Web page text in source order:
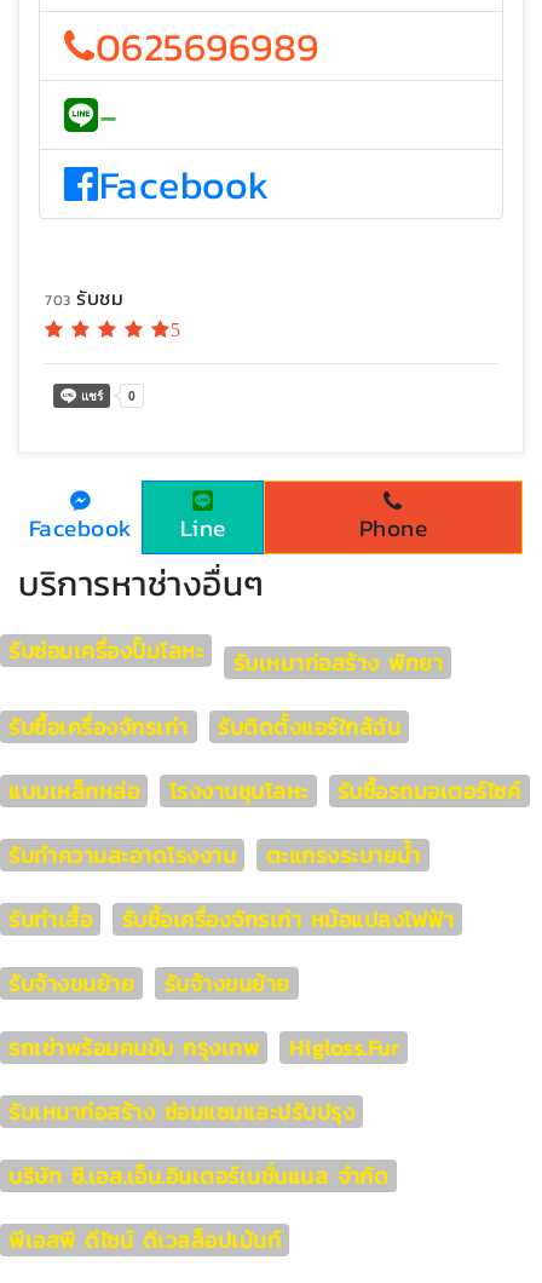
0625696989
-
Facebook
703 รับชม
5
Facebook Line Phone
บริการหาช่างอื่นๆ
รับซ่อมเครื่องปั้มโลหะ
รับเหมาก่อสร้าง พัทยา
รับซื้อเครื่องจักรเก่า
รับติดตั้งแอร์ใกล้ฉัน
แบบเหล็กหล่อ
โรงงานชุบโลหะ
รับซื้อรถมอเตอร์ไซค์
รับทำความสะอาดโรงงาน
ตะแกรงระบายน้ำ
รับทำเสื้อ
รับซื้อเครื่องจักรเก่า หม้อแปลงไฟฟ้า
รับจ้างขนย้าย
รับจ้างขนย้าย
รถเช่าพร้อมคนขับ กรุงเทพ
Higloss.Fur
รับเหมาก่อสร้าง ซ่อมแซมและปรับปรุง
บริษัท ซี.เอส.เอ็น.อินเตอร์เนชั่นแนล จำกัด
พีเอสพี ดีไซน์ ดีเวลล็อปเม้นท์